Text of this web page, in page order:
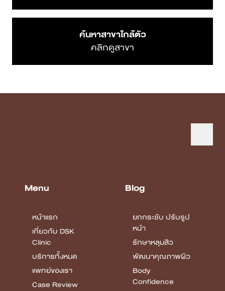
ค้นหาสาขาใกล้ตัว
คลิกดูสาขา
Menu
หน้าแรก
เกี่ยวกับ DSK
Clinic
บริการทั้งหมด
แพทย์ของเรา
Case Review
Blog
ยกกระชับ ปรับรูป
หน้า
รักษาหลุมสิว
พัฒนาคุณภาพผิว
Body
Confidence